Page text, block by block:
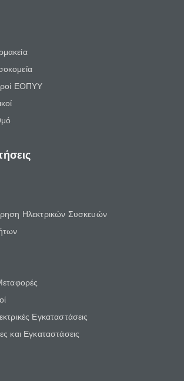
ΕΟΠΥΥ
Ηλεκτρικών Συσκευών
Εγκαταστάσεις
και Εγκαταστάσεις